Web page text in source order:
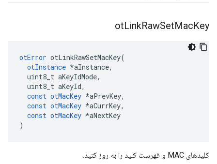
otLinkRawSetMacKey
otError otLinkRawSetMacKey(
otInstance *aInstance,
uint8_t aKeyIdMode,
uint8_t aKeyId,
const otMacKey *aPrevKey,
const otMacKey *aCurrKey,
const otMacKey *aNextKey
)
کلیدهای MAC و فهرست کلید را به روز کنید.